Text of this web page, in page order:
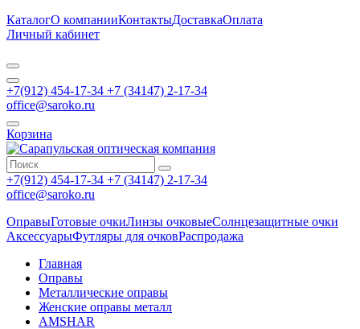
КаталогО компанииКонтактыДоставкаОплата
Личный кабинет
+7(912) 454-17-34 +7 (34147) 2-17-34
office@saroko.ru
Корзина
+7(912) 454-17-34 +7 (34147) 2-17-34
office@saroko.ru
ОправыГотовые очкиЛинзы очковыеСолнцезащитные очки
АксессуарыФутляры для очковРаспродажа
Главная
Оправы
Металлические оправы
Женские оправы металл
AMSHAR